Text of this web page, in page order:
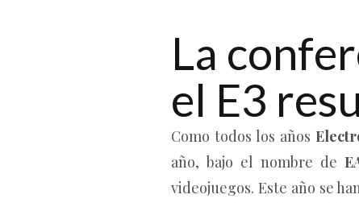
La
el E3
Como todos los años
año, bajo el nombre de
videojuegos. Este año se